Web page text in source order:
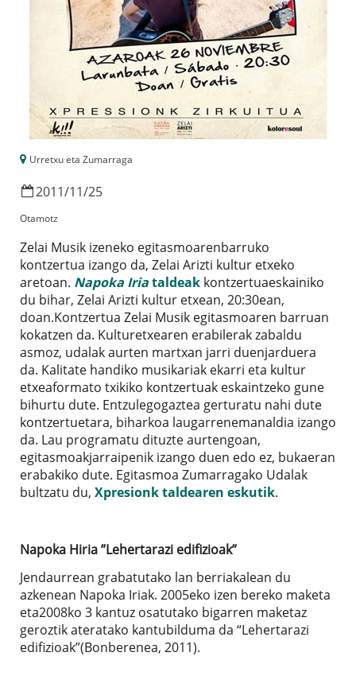
Urretxu eta Zumarraga
2011/11/25
Otamotz
Zelai Musik izeneko egitasmoarenbarruko
kontzertua izango da, Zelai Arizti kultur etxeko
aretoan. Napoka Iriataldeakkontzertuaeskainiko
du bihar, Zelai Arizti kultur etxean, 20:30ean,
doan.Kontzertua Zelai Musik egitasmoaren barruan
kokatzen da. Kulturetxearen erabilerak zabaldu
asmoz, udalak aurten martxan jarri duenjarduera
da. Kalitate handiko musikariak ekarri eta kultur
etxeaformato txikiko kontzertuak eskaintzeko gune
bihurtu dute. Entzulegogaztea gerturatu nahi dute
kontzertuetara, biharkoa laugarrenemanaldia izango
da. Lau programatu dituzte aurtengoan,
egitasmoakjarraipenik izango duen edo ez, bukaeran
erabakiko dute. Egitasmoa Zumarragako Udalak
bultzatu du, Xpresionk taldearen eskutik.
Napoka Hiria ”Lehertarazi edifizioak”
Jendaurrean grabatutako lan berriakalean du
azkenean Napoka Iriak. 2005eko izen bereko maketa
eta2008ko 3 kantuz osatutako bigarren maketaz
geroztik ateratako kantubilduma da “Lehertarazi
edifizioak”(Bonberenea, 2011).